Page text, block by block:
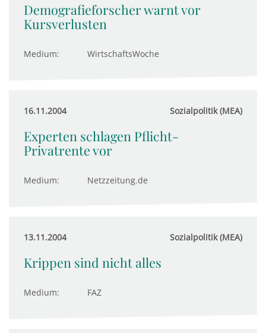
Demografieforscher warnt vor
Kursverlusten
Medium: WirtschaftsWoche
16.11.2004 Sozialpolitik (MEA)
Experten schlagen Pflicht-
Privatrente vor
Medium: Netzzeitung.de
13.11.2004 Sozialpolitik (MEA)
Krippen sind nicht alles
Medium: FAZ